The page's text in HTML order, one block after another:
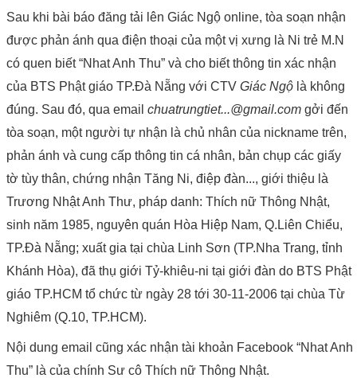
Sau khi bài báo đăng tải lên Giác Ngộ online, tòa soạn nhận
được phản ánh qua điện thoại của một vị xưng là Ni trẻ M.N
có quen biết “Nhat Anh Thu” và cho biết thông tin xác nhận
của BTS Phật giáo TP.Đà Nẵng với CTV Giác Ngộ là không
đúng. Sau đó, qua email chuatrungtiet...@gmail.com gởi đến
tòa soạn, một người tự nhận là chủ nhân của nickname trên,
phản ánh và cung cấp thông tin cá nhân, bản chụp các giấy
tờ tùy thân, chứng nhận Tăng Ni, điệp đàn..., giới thiệu là
Trương Nhật Anh Thư, pháp danh: Thích nữ Thông Nhật,
sinh năm 1985, nguyên quán Hòa Hiệp Nam, Q.Liên Chiểu,
TP.Đà Nẵng; xuất gia tại chùa Linh Sơn (TP.Nha Trang, tỉnh
Khánh Hòa), đã thụ giới Tỷ-khiêu-ni tại giới đàn do BTS Phật
giáo TP.HCM tổ chức từ ngày 28 tới 30-11-2006 tại chùa Từ
Nghiêm (Q.10, TP.HCM).
Nội dung email cũng xác nhận tài khoản Facebook “Nhat Anh
Thu” là của chính Sư cô Thích nữ Thông Nhật.